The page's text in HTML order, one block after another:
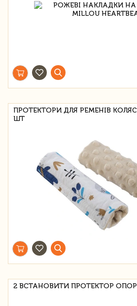
ПРОТЕКТОРИ ДЛЯ РЕМЕНІВ
ШТ
2 ВСТАНОВИТИ ПРОТЕКТОР